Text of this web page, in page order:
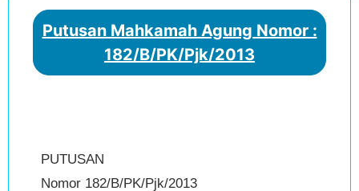
Putusan Mahkamah Agung Nomor :
182/B/PK/Pjk/2013
PUTUSAN
Nomor 182/B/PK/Pjk/2013